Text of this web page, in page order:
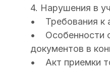
4. Нарушения в
• Требования к
• Особенности
документов в
• Акт приемки